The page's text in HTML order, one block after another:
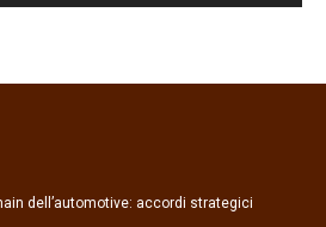
dell’automotive: accordi strategici